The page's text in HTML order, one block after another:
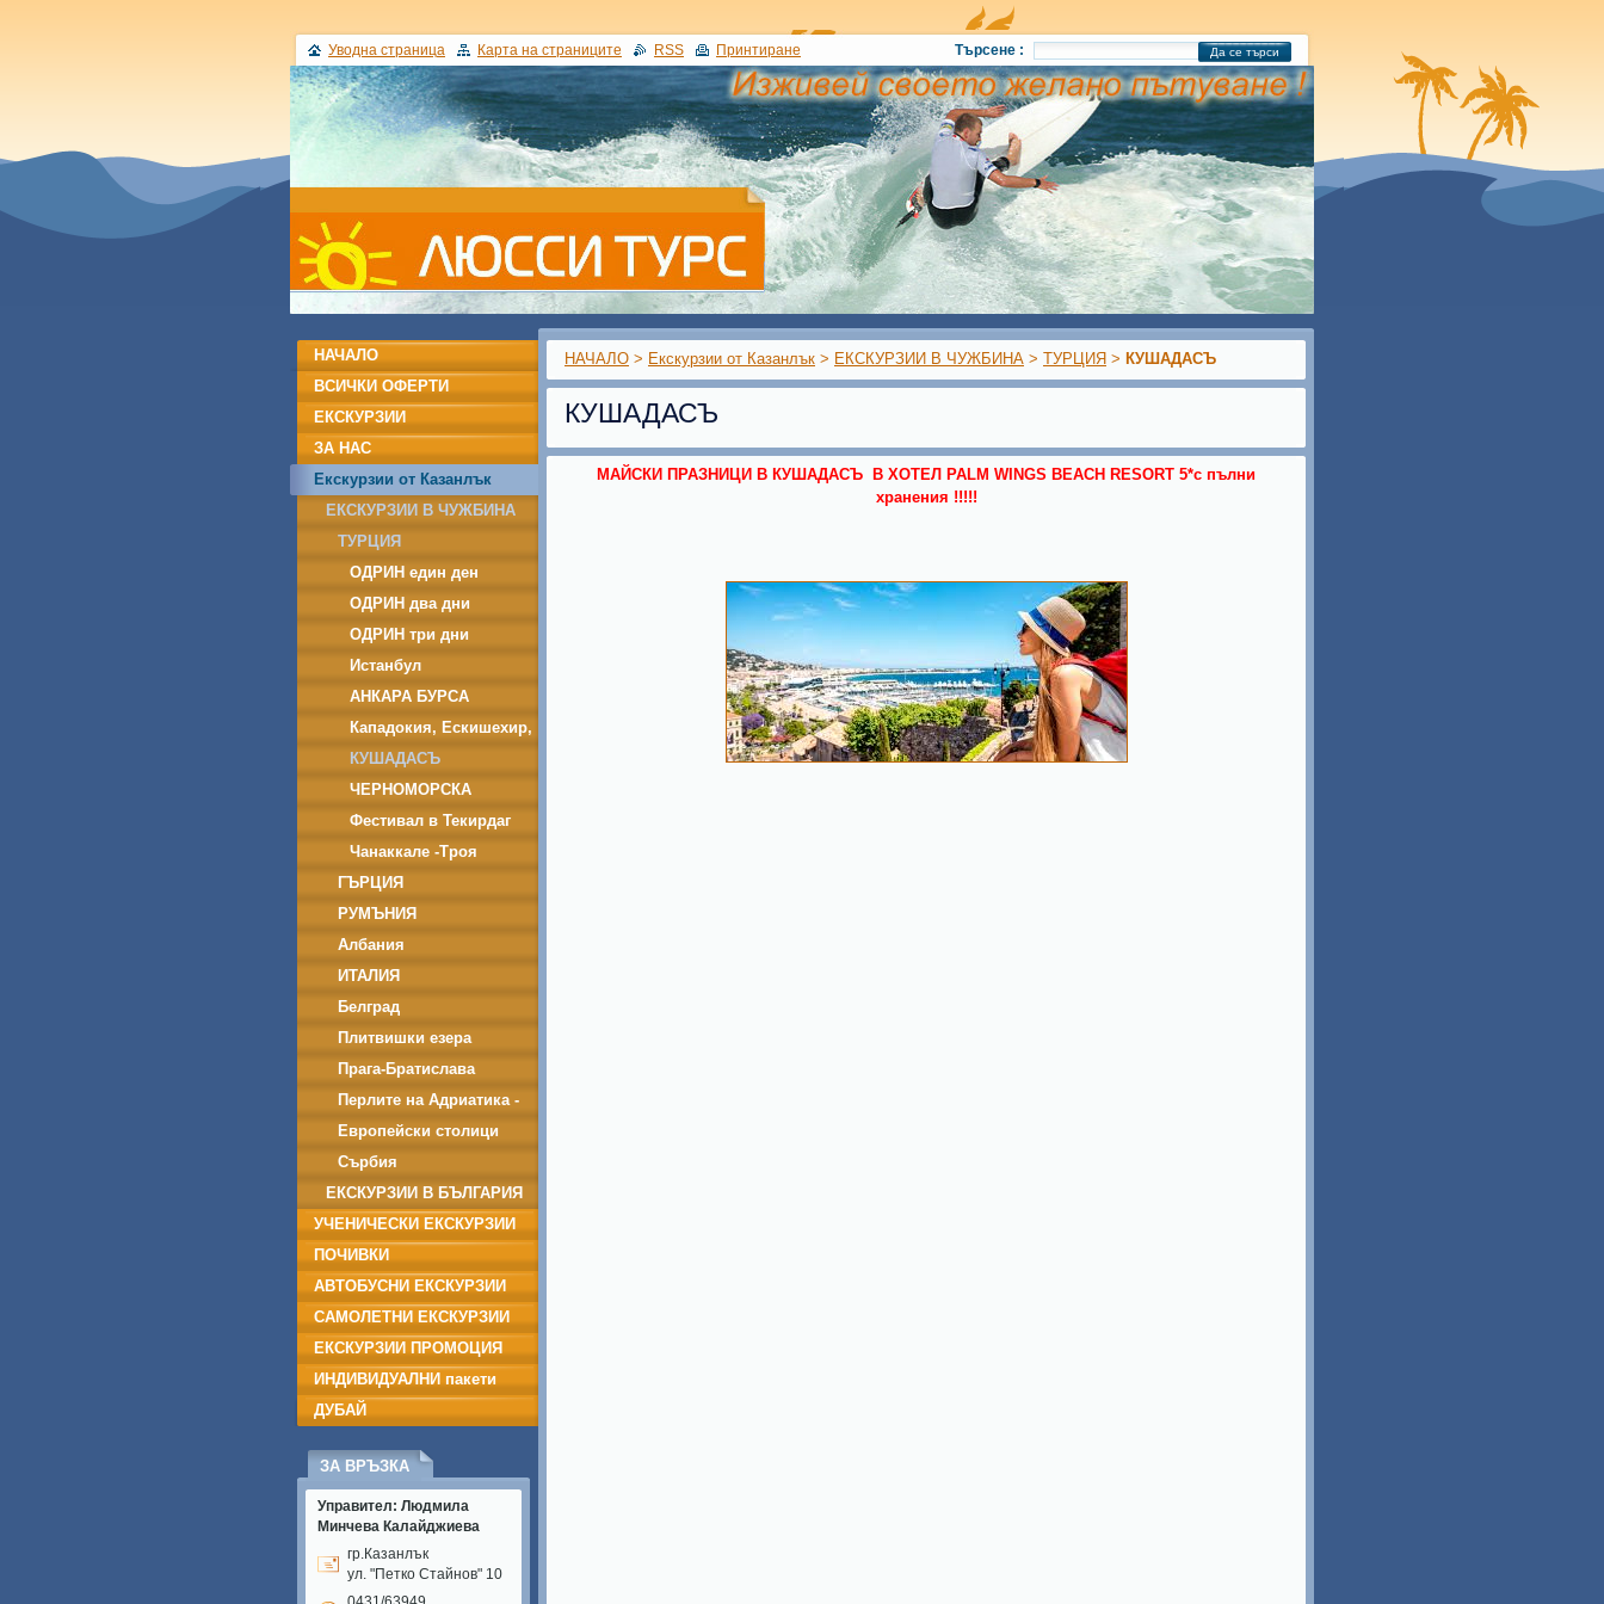
НАЧАЛО > Екскурзии от Казанлък > ЕКСКУРЗИИ В ЧУЖБИНА > ТУРЦИЯ > КУШАДАСЪ
КУШАДАСЪ
МАЙСКИ ПРАЗНИЦИ В КУШАДАСЪ В ХОТЕЛ PALM WINGS BEACH RESORT 5*с пълни
хранения !!!!!
НАЧАЛО
ВСИЧКИ ОФЕРТИ
ЕКСКУРЗИИ
ЗА НАС
Екскурзии от Казанлък
ЕКСКУРЗИИ В ЧУЖБИНА
ТУРЦИЯ
ОДРИН един ден
ОДРИН два дни
ОДРИН три дни
Истанбул
АНКАРА БУРСА
Кападокия, Ескишехир,
Бурса
КУШАДАСЪ
ЧЕРНОМОРСКА
ТУРЦИЯ
Фестивал в Текирдаг
Чанаккале -Троя
ГЪРЦИЯ
РУМЪНИЯ
Албания
ИТАЛИЯ
Белград
Плитвишки езера
Прага-Братислава
-Дрезден
Перлите на Адриатика -
Дубровник
Европейски столици
Сърбия
ЕКСКУРЗИИ В БЪЛГАРИЯ
УЧЕНИЧЕСКИ ЕКСКУРЗИИ
ПОЧИВКИ
АВТОБУСНИ ЕКСКУРЗИИ
САМОЛЕТНИ ЕКСКУРЗИИ
ЕКСКУРЗИИ ПРОМОЦИЯ
ИНДИВИДУАЛНИ пакети
ДУБАЙ
ЗА ВРЪЗКА
Управител: Людмила
Минчева Калайджиева
гр.Казанлък
ул. "Петко Стайнов" 10
Уводна страница Карта на страниците RSS Принтиране Търсене : Да се търси